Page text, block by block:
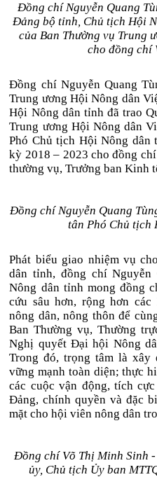
Đồng chí Nguyễn Quang
Đảng bộ tỉnh, Chủ tịch Hội
của Ban Thường vụ Trung
cho đồng chí
Đồng chí Nguyễn Quang
Trung ương Hội Nông dân
Hội Nông dân tỉnh đã trao
Trung ương Hội Nông dân
Phó Chủ tịch Hội Nông
kỳ 2018 – 2023 cho đồng
thường vụ, Trưởng ban Kinh
Đồng chí Nguyễn Quang
tân Phó Chủ tịch
Phát biểu giao nhiệm vụ
dân tỉnh, đồng chí
Nông dân tỉnh mong đồng
cứu sâu hơn, rộng hơn
nông dân, nông thôn để
Ban Thường vụ, Thường
Nghị quyết Đại hội Nông
Trong đó, trọng tâm là
vững mạnh toàn diện; thực
các cuộc vận động, tích
Đảng, chính quyền và đặc
mặt cho hội viên nông dân
Đồng chí Võ Thị Minh Sinh
ủy, Chủ tịch Ủy ban